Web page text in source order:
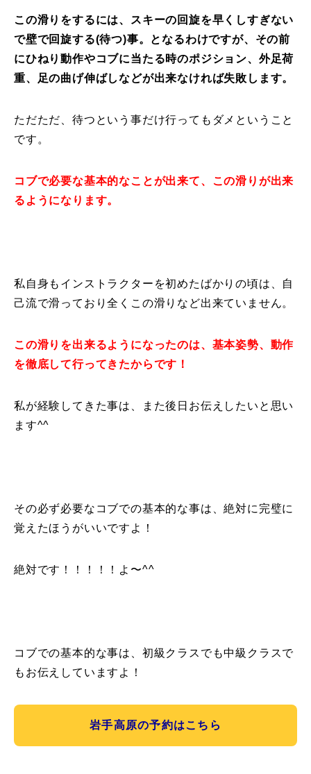
コブレッスン参加のお客様の声 Review
レッスンレポート Report
レッスン内容について
お申し込みについて
レッスン動画一覧
Online Store
コブ斜面の滑り方解説動画
無料プレゼント動画
プレゼント Present
この滑りをするには、スキーの回旋を早くしすぎない
で壁で回旋する(待つ)事。となるわけですが、その前
にひねり動作やコブに当たる時のポジション、外足荷
重、足の曲げ伸ばしなどが出来なければ失敗します。
ただただ、待つという事だけ行ってもダメということ
です。
コブで必要な基本的なことが出来て、この滑りが出来
るようになります。
私自身もインストラクターを初めたばかりの頃は、自
己流で滑っており全くこの滑りなど出来ていません。
この滑りを出来るようになったのは、基本姿勢、動作
を徹底して行ってきたからです！
私が経験してきた事は、また後日お伝えしたいと思い
ます^^
その必ず必要なコブでの基本的な事は、絶対に完璧に
覚えたほうがいいですよ！
絶対です！！！！！よ〜^^
コブでの基本的な事は、初級クラスでも中級クラスで
もお伝えしていますよ！
岩手高原の予約はこちら